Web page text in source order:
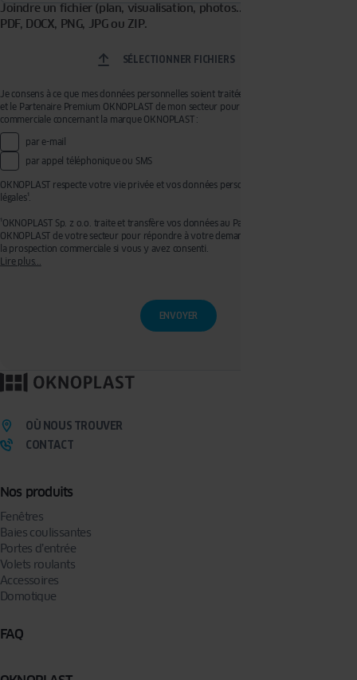
Joindre un fichier (plan, visualisation, photos...). Formats acceptés :
PDF, DOCX, PNG, JPG ou ZIP.
SÉLECTIONNER FICHIERS
Je consens à ce que mes données personnelles soient traitées par OKNOPLAST Sp. z o.o.
et le Partenaire Premium OKNOPLAST de mon secteur pour recevoir de la prospection
commerciale concernant la marque OKNOPLAST :
par e-mail
par appel téléphonique ou SMS
OKNOPLAST respecte votre vie privée et vos données personnelles, voir mentions
légales¹.
¹OKNOPLAST Sp. z o.o. traite et transfère vos données au Partenaire Premium
OKNOPLAST de votre secteur pour répondre à votre demande de devis et effectuer de
la prospection commerciale si vous y avez consenti.
l’établissement de votre devis. Vous disposez d'un droit d'accès, de rectification, de
retrait de votre consentement ainsi que d'un droit à l'effacement, à la limitation du
traitement et à la portabilité que vous pouvez exercer en écrivant à l’adresse :
Lire plus...
Nos produits
Fenêtres
Baies coulissantes
Portes d’entrée
Volets roulants
Accessoires
Domotique
FAQ
OÙ NOUS TROUVER
CONTACT